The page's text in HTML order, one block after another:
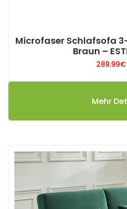
Microfaser Schlafsofa
Braun –
289.99€
Mehr